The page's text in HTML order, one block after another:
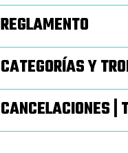
REGLAMENTO
CATEGORÍAS Y
CANCELACIONES |